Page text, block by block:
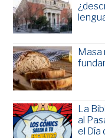
Masa
La
al
el Día